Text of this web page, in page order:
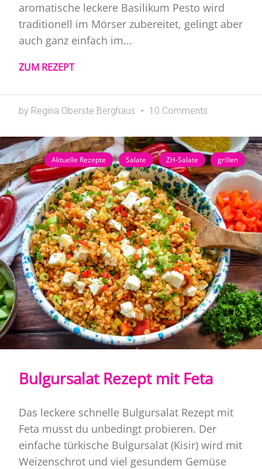
aromatische leckere Basilikum Pesto wird
traditionell im Mörser zubereitet, gelingt aber
auch ganz einfach im...
ZUM REZEPT
by Regina Oberste Berghaus 10 Comments
Aktuelle Rezepte Salate ZH-Salate grillen
Bulgursalat Rezept mit Feta
Das leckere schnelle Bulgursalat Rezept mit
Feta musst du unbedingt probieren. Der
einfache türkische Bulgursalat (Kisir) wird mit
Weizenschrot und viel gesundem Gemüse